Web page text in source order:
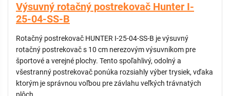
Výsuvný rotačný postrekovač Hunter I-
25-04-SS-B
Rotačný postrekovač HUNTER I-25-04-SS-B je výsuvný
rotačný postrekovač s 10 cm nerezovým výsuvníkom pre
športové a verejné plochy. Tento spoľahlivý, odolný a
všestranný postrekovač ponúka rozsiahly výber trysiek, vďaka
ktorým je správnou voľbou pre závlahu veľkých trávnatých